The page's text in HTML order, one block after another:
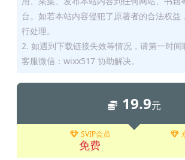
台。如若本站内容侵犯了原著者的合法权益
行处理。
2. 如遇到下载链接失效等情况，请第一时
客服微信：wixx517 协助解决。
19.9元
SVIP会员
免费